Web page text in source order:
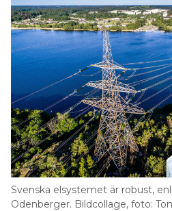
Svenska elsystemet är robust,
Odenberger. Bildcollage, foto: